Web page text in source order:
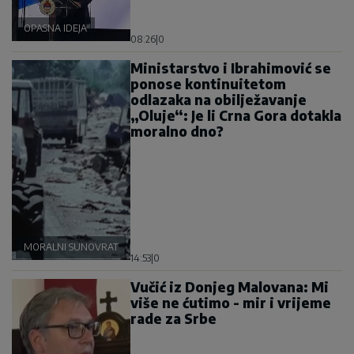
OPASNA IDEJA
08:26|0
MORALNI SUNOVRAT
Ministarstvo i Ibrahimović se
ponose kontinuitetom
odlazaka na obilježavanje
„Oluje“: Je li Crna Gora dotakla
moralno dno?
14:53|0
Vučić iz Donjeg Malovana: Mi
više ne ćutimo - mir i vrijeme
rade za Srbe